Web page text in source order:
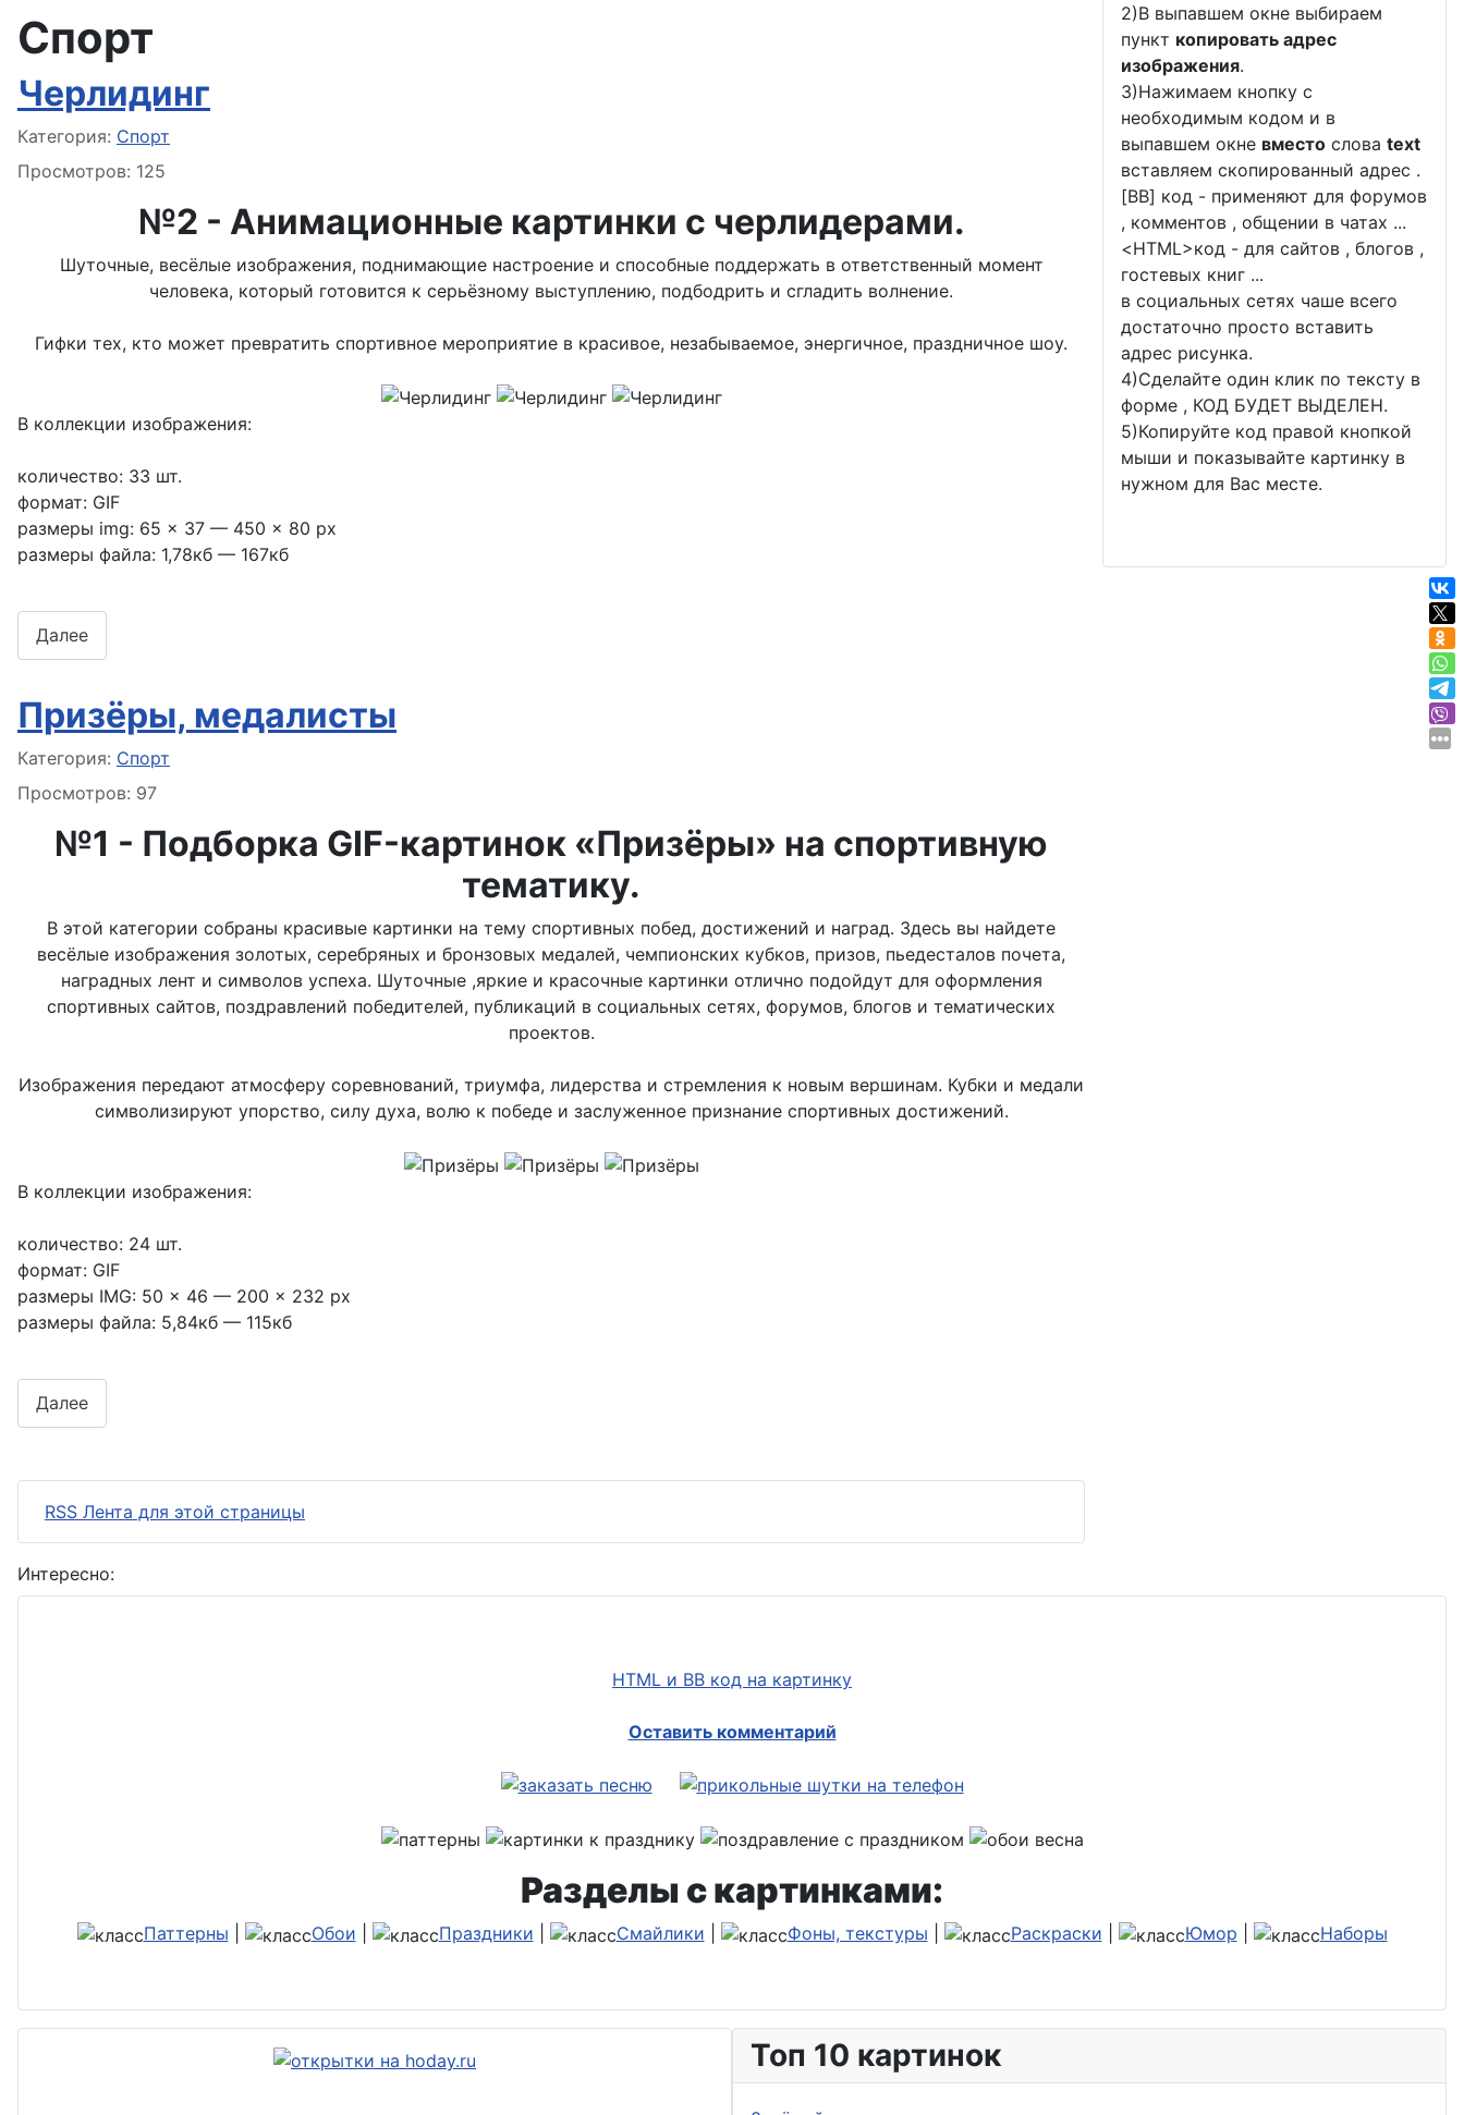
Спорт
Черлидинг
Информация о материале
Категория: Спорт
Просмотров: 125
№2 - Анимационные картинки с черлидерами.
Шуточные, весёлые изображения, поднимающие настроение и способные поддержать в ответственный момент
человека, который готовится к серьёзному выступлению, подбодрить и сгладить волнение.
Гифки тех, кто может превратить спортивное мероприятие в красивое, незабываемое, энергичное, праздничное шоу.
В коллекции изображения:
количество: 33 шт.
формат: GIF
размеры img: 65 x 37 — 450 x 80 px
размеры файла: 1,78кб — 167кб
Далее
Призёры, медалисты
Информация о материале
Категория: Спорт
Просмотров: 97
№1 - Подборка GIF-картинок «Призёры» на спортивную
тематику.
В этой категории собраны красивые картинки на тему спортивных побед, достижений и наград. Здесь вы найдете
весёлые изображения золотых, серебряных и бронзовых медалей, чемпионских кубков, призов, пьедесталов почета,
наградных лент и символов успеха. Шуточные ,яркие и красочные картинки отлично подойдут для оформления
спортивных сайтов, поздравлений победителей, публикаций в социальных сетях, форумов, блогов и тематических
проектов.
Изображения передают атмосферу соревнований, триумфа, лидерства и стремления к новым вершинам. Кубки и медали
символизируют упорство, силу духа, волю к победе и заслуженное признание спортивных достижений.
В коллекции изображения:
количество: 24 шт.
формат: GIF
размеры IMG: 50 x 46 — 200 x 232 px
размеры файла: 5,84кб — 115кб
Далее
RSS Лента для этой страницы
Интересно:
2)В выпавшем окне выбираем
пункт копировать адрес
изображения.
3)Нажимаем кнопку с
необходимым кодом и в
выпавшем окне вместо слова text
вставляем скопированный адрес .
[BB] код - применяют для форумов
, комментов , общении в чатах ...
<HTML>код - для сайтов , блогов ,
гостевых книг ...
в социальных сетях чаше всего
достаточно просто вставить
адрес рисунка.
4)Сделайте один клик по тексту в
форме , КОД БУДЕТ ВЫДЕЛЕН.
5)Копируйте код правой кнопкой
мыши и показывайте картинку в
нужном для Вас месте.
HTML и BB код на картинку
Оставить комментарий
Разделы с картинками:
Паттерны Обои Праздники Смайлики Фоны, текстуры Раскраски Юмор Наборы
Топ 10 картинок